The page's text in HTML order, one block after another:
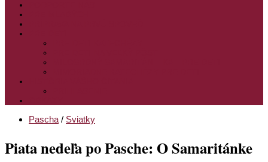
Pascha / Sviatky
Piata nedeľa po Pasche: O Samaritánke